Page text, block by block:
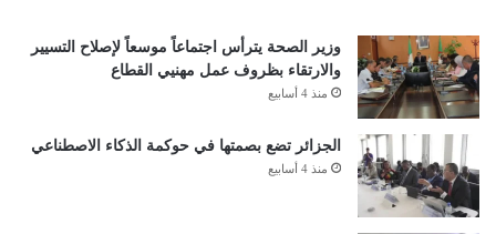
وزير الصحة يترأس اجتماعاً موسعاً لإصلاح التسيير
والارتقاء بظروف عمل مهنيي القطاع
منذ 4 أسابيع
الجزائر تضع بصمتها في حوكمة الذكاء الاصطناعي
منذ 4 أسابيع